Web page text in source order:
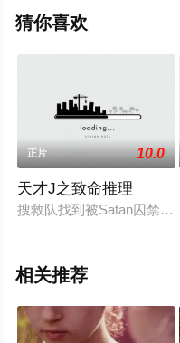
高清未删减完整版电影大
猜你喜欢
正片 10.0
天才J之致命推理
搜救队找到被Satan囚禁
相关推荐